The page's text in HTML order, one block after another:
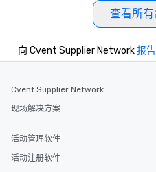
查看所
向 Cvent Supplier Network报告
Cvent Supplier Network
现场解决方案
活动管理软件
活动注册软件